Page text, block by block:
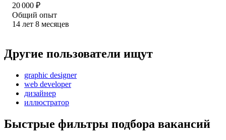
20 000 ₽
Общий опыт
14 лет 8 месяцев
Другие пользователи ищут
graphic designer
web developer
дизайнер
иллюстратор
Быстрые фильтры подбора вакансий